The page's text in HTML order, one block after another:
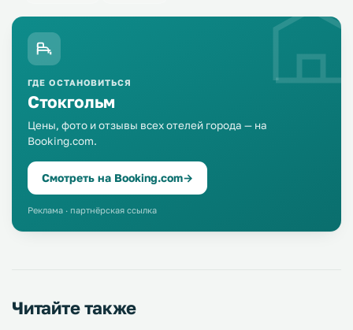
ГДЕ ОСТАНОВИТЬСЯ
Стокгольм
Цены, фото и отзывы всех отелей города — на
Booking.com.
Смотреть на Booking.com→
Реклама · партнёрская ссылка
Читайте также